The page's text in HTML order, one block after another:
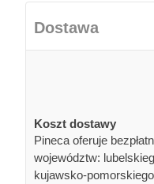
Dostawa
Koszt dostawy
Pineca oferuje
województw:
kujawsko-